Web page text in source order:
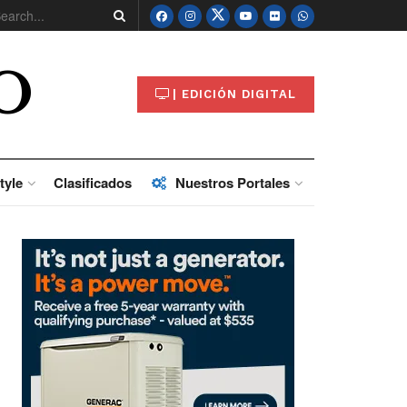
| EDICIÓN DIGITAL
Clasificados Nuestros Portales